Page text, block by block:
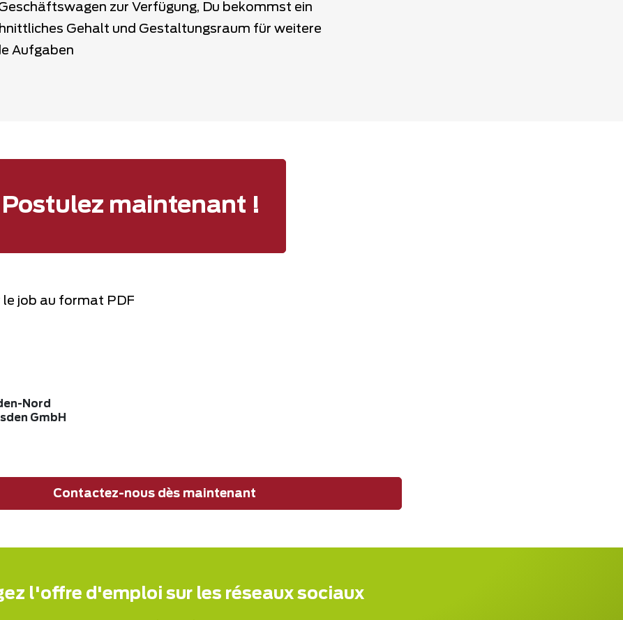
zur Verfügung, Du bekommst ein
Gehalt und Gestaltungsraum für weitere
Aufgaben
Postulez maintenant !
le job au format PDF
Nord
GmbH
Contactez-nous dès maintenant
l'offre d'emploi sur les réseaux sociaux